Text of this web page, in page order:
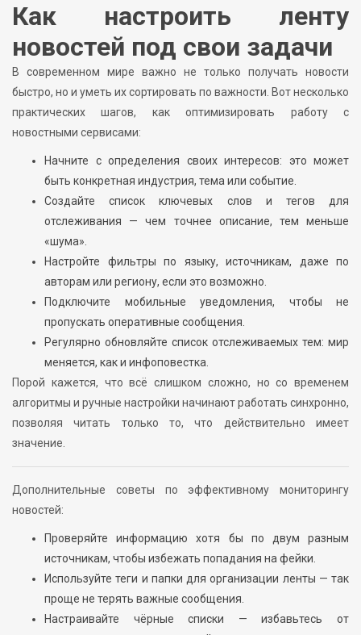
Как настроить ленту
новостей под свои задачи
В современном мире важно не только получать новости
быстро, но и уметь их сортировать по важности. Вот несколько
практических шагов, как оптимизировать работу с
новостными сервисами:
Начните с определения своих интересов: это может
быть конкретная индустрия, тема или событие.
Создайте список ключевых слов и тегов для
отслеживания — чем точнее описание, тем меньше
«шума».
Настройте фильтры по языку, источникам, даже по
авторам или региону, если это возможно.
Подключите мобильные уведомления, чтобы не
пропускать оперативные сообщения.
Регулярно обновляйте список отслеживаемых тем: мир
меняется, как и инфоповестка.
Порой кажется, что всё слишком сложно, но со временем
алгоритмы и ручные настройки начинают работать синхронно,
позволяя читать только то, что действительно имеет
значение.
Дополнительные советы по эффективному мониторингу
новостей:
Проверяйте информацию хотя бы по двум разным
источникам, чтобы избежать попадания на фейки.
Используйте теги и папки для организации ленты — так
проще не терять важные сообщения.
Настраивайте чёрные списки — избавьтесь от